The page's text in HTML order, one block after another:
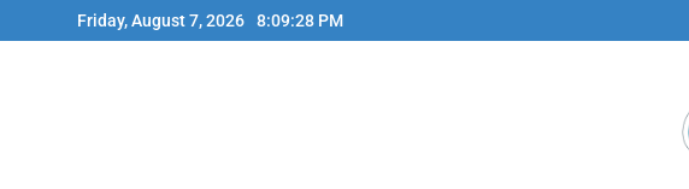
to
Friday, August 7, 2026 8:09:29 PM